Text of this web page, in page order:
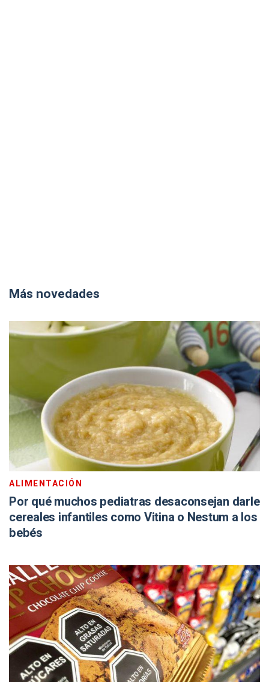
Más novedades
ALIMENTACIÓN
Por qué muchos pediatras desaconsejan darle
cereales infantiles como Vitina o Nestum a los
bebés